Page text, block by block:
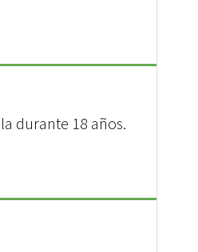
durante 18 años.